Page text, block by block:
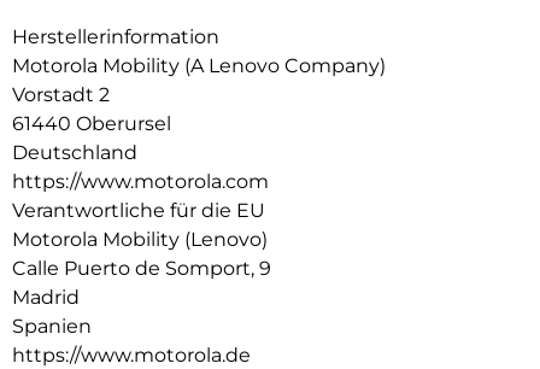
Standards in Sachen Bildqualität ausgezeichnet wurde. Mit
Snapdragon 8 Gen 5 Prozessor der nächsten Generation hast
du die nötige Leistung, um Momente wie nie zuvor
einzufangen. Mit exklusiven, maßgeschneiderten Services
und bis zu sieben Jahren Betriebssystem- und
Sicherheitsupdates wird dein Gesamterlebnis aufgewertet.1
Erwarte das Beste von motorola signature
Herstellerinformation
Motorola Mobility (A Lenovo Company)
Vorstadt 2
61440 Oberursel
Deutschland
https://www.motorola.com
Verantwortliche für die EU
Motorola Mobility (Lenovo)
Calle Puerto de Somport, 9
Madrid
Spanien
https://www.motorola.de